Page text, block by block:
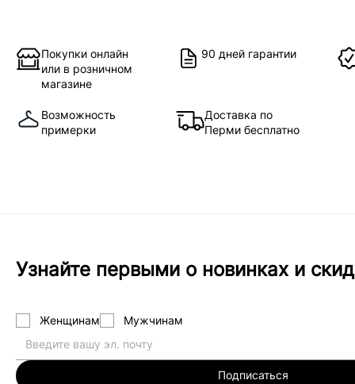
Покупки онлайн
или в розничном
магазине
90 дней гарантии
Возможность
примерки
Доставка по
Перми бесплатно
Узнайте первыми о новинках и
Женщинам Мужчинам
Подписаться